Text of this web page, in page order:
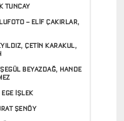
TUNCAY
– ELİF ÇAKIRLAR,
ÇETİN KARAKUL,
BEYAZDAĞ, HANDE
EGE İŞLEK
ŞENÖY